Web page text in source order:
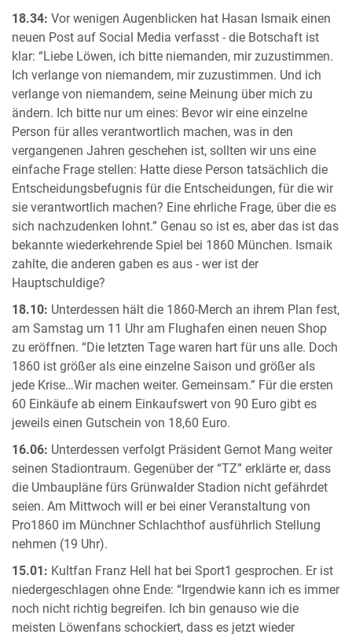
18.34: Vor wenigen Augenblicken hat Hasan Ismaik einen
neuen Post auf Social Media verfasst - die Botschaft ist
klar: “Liebe Löwen, ich bitte niemanden, mir zuzustimmen.
Ich verlange von niemandem, mir zuzustimmen. Und ich
verlange von niemandem, seine Meinung über mich zu
ändern. Ich bitte nur um eines: Bevor wir eine einzelne
Person für alles verantwortlich machen, was in den
vergangenen Jahren geschehen ist, sollten wir uns eine
einfache Frage stellen: Hatte diese Person tatsächlich die
Entscheidungsbefugnis für die Entscheidungen, für die wir
sie verantwortlich machen? Eine ehrliche Frage, über die es
sich nachzudenken lohnt.” Genau so ist es, aber das ist das
bekannte wiederkehrende Spiel bei 1860 München. Ismaik
zahlte, die anderen gaben es aus - wer ist der
Hauptschuldige?
18.10: Unterdessen hält die 1860-Merch an ihrem Plan fest,
am Samstag um 11 Uhr am Flughafen einen neuen Shop
zu eröffnen. “Die letzten Tage waren hart für uns alle. Doch
1860 ist größer als eine einzelne Saison und größer als
jede Krise…Wir machen weiter. Gemeinsam.” Für die ersten
60 Einkäufe ab einem Einkaufswert von 90 Euro gibt es
jeweils einen Gutschein von 18,60 Euro.
16.06: Unterdessen verfolgt Präsident Gernot Mang weiter
seinen Stadiontraum. Gegenüber der “TZ” erklärte er, dass
die Umbaupläne fürs Grünwalder Stadion nicht gefährdet
seien. Am Mittwoch will er bei einer Veranstaltung von
Pro1860 im Münchner Schlachthof ausführlich Stellung
nehmen (19 Uhr).
15.01: Kultfan Franz Hell hat bei Sport1 gesprochen. Er ist
niedergeschlagen ohne Ende: “Irgendwie kann ich es immer
noch nicht richtig begreifen. Ich bin genauso wie die
meisten Löwenfans schockiert, dass es jetzt wieder